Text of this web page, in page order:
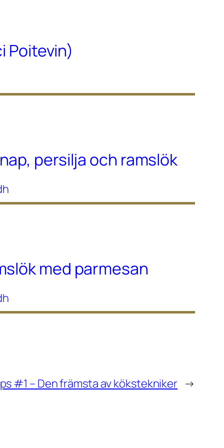
Poitevin)
persilja och ramslök
med parmesan
#1 – Den främsta av kökstekniker →